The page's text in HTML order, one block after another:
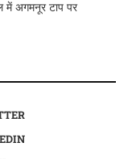
में अगमनूर टाप पर